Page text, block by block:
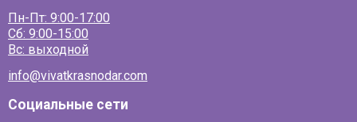
Пн-Пт: 9:00-17:00
Сб: 9:00-15:00
Вс: выходной
info@vivatkrasnodar.com
Социальные сети